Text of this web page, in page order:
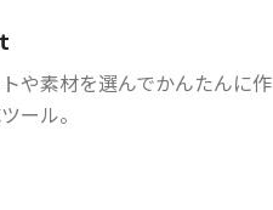
や素材を選んでかんたんに作
ール。